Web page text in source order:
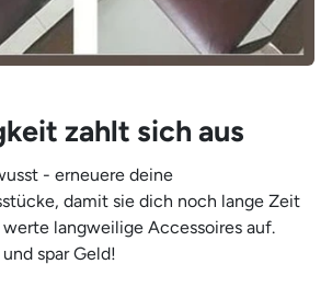
zahlt sich aus
- erneuere deine
damit sie dich noch lange Zeit
langweilige Accessoires auf.
spar Geld!